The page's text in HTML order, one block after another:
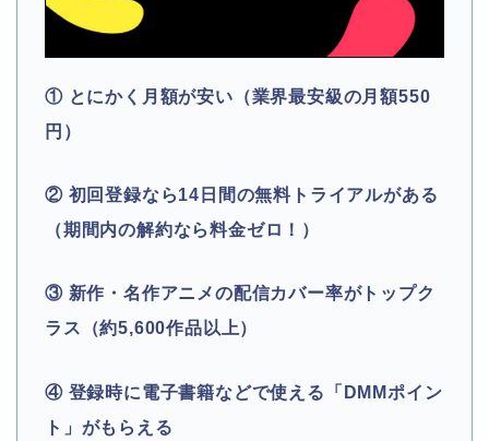
① とにかく月額が安い（業界最安級の月額550
円）
② 初回登録なら14日間の無料トライアルがある
（期間内の解約なら料金ゼロ！）
③ 新作・名作アニメの配信カバー率がトップク
ラス（約5,600作品以上）
④ 登録時に電子書籍などで使える「DMMポイン
ト」がもらえる